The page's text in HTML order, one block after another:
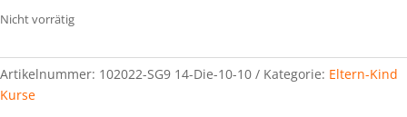
Nicht vorrätig
Artikelnummer: 102022-SG9 14-Die-10-10 Kategorie: Eltern-Kind
Kurse